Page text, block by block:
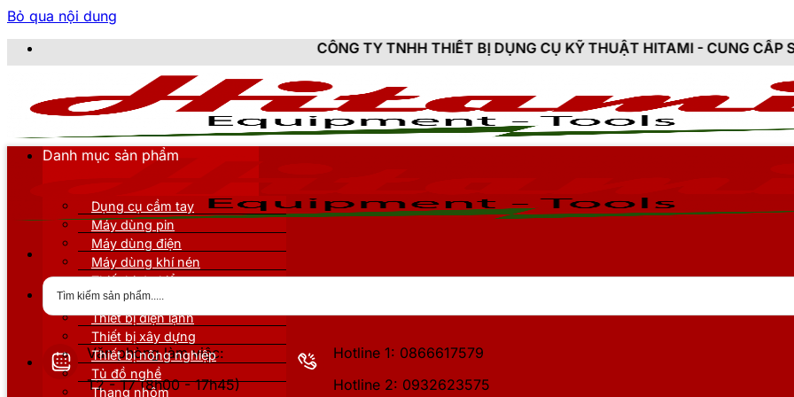
Bỏ qua nội dung
CÔNG TY TNHH THIẾT BỊ DỤNG CỤ KỸ THUẬT HITAMI - CUNG CẤP SẢN PHẨM
Văn phòng làm việc:
T2 - T7 (8h00 - 17h45)
Hotline 1: 0866617579
Hotline 2: 0932623575
Danh mục sản phẩm
Dụng cụ cầm tay
Máy dùng pin
Máy dùng điện
Máy dùng khí nén
Thiết bị đo kiểm
Thiết bị nâng đỡ
Thiết bị điện lạnh
Thiết bị xây dựng
Thiết bị nông nghiệp
Tủ đồ nghề
Thang nhôm